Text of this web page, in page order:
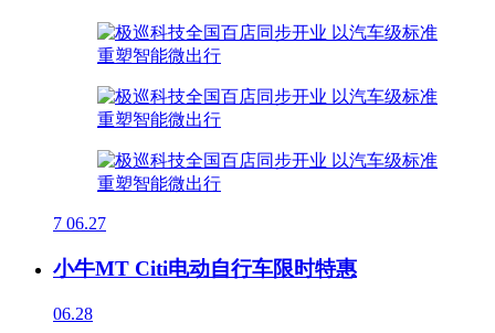
7 06.27
小牛MT Citi电动自行车限时特惠
06.28